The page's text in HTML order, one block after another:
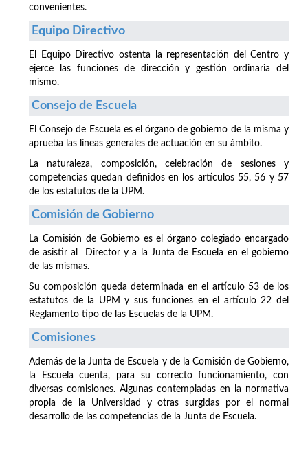
convenientes.
Equipo Directivo
El Equipo Directivo ostenta la representación del Centro y
ejerce las funciones de dirección y gestión ordinaria del
mismo.
Consejo de Escuela
El Consejo de Escuela es el órgano de gobierno de la misma y
aprueba las líneas generales de actuación en su ámbito.
La naturaleza, composición, celebración de sesiones y
competencias quedan definidos en los artículos 55, 56 y 57
de los estatutos de la UPM.
Comisión de Gobierno
La Comisión de Gobierno es el órgano colegiado encargado
de asistir al Director y a la Junta de Escuela en el gobierno
de las mismas.
Su composición queda determinada en el artículo 53 de los
estatutos de la UPM y sus funciones en el artículo 22 del
Reglamento tipo de las Escuelas de la UPM.
Comisiones
Además de la Junta de Escuela y de la Comisión de Gobierno,
la Escuela cuenta, para su correcto funcionamiento, con
diversas comisiones. Algunas contempladas en la normativa
propia de la Universidad y otras surgidas por el normal
desarrollo de las competencias de la Junta de Escuela.